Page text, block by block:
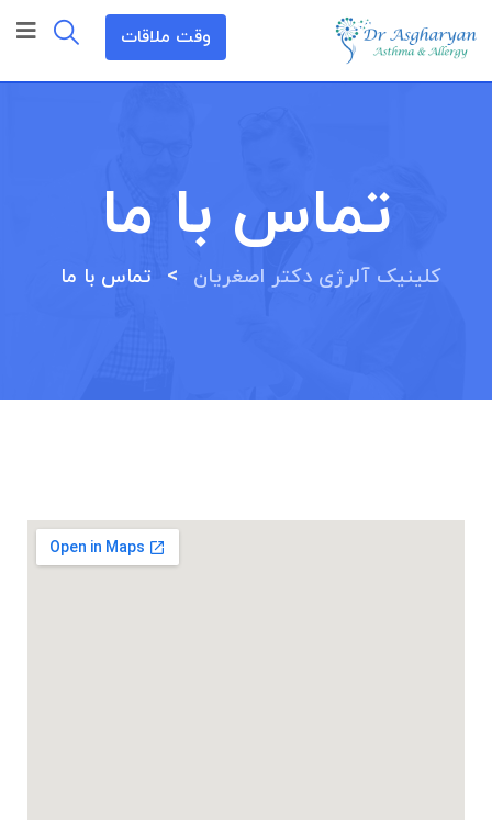
وقت ملاقات
تماس با ما
کلینیک آلرژی دکتر اصغریان > تماس با ما